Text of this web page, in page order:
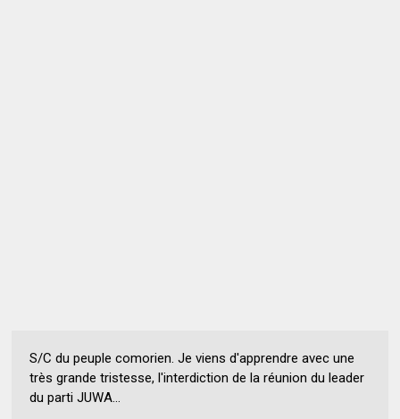
S/C du peuple comorien. Je viens d'apprendre avec une
très grande tristesse, l'interdiction de la réunion du leader
du parti JUWA...